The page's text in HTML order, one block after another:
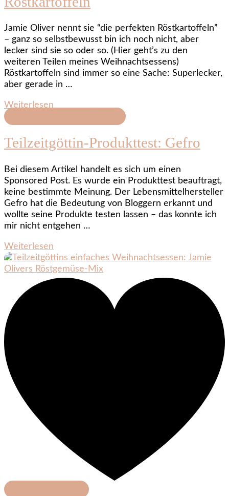
Jamie Oliver nennt sie “die perfekten Röstkartoffeln”
– ganz so selbstbewusst bin ich noch nicht, aber
lecker sind sie so oder so. (Hier geht’s zu den
weiteren Teilen meines Weihnachtsessens)
Röstkartoffeln sind immer so eine Sache: Superlecker,
aber gerade in …
Weiterlesen
Teilzeitgöttin-Produkttest: Gefro
Bei diesem Artikel handelt es sich um einen
Sponsored Post. Es wurde ein Produkttest beauftragt,
keine bestimmte Meinung. Der Lebensmittelhersteller
Gefro hat die Bedeutung von Bloggern erkannt und
wollte seine Produkte testen lassen – das konnte ich
mir nicht entgehen …
Weiterlesen